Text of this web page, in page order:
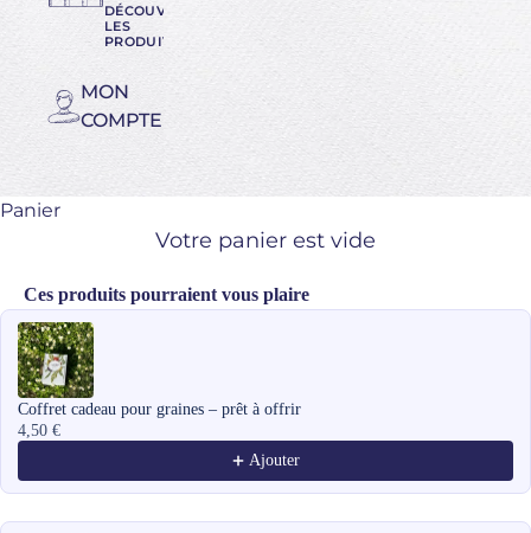
DÉCOUVREZ
LES
PRODUITS
MON
COMPTE
Panier
Votre panier est vide
Ces produits pourraient vous plaire
Use the Previous and Next buttons to navigate through product
Coffret cadeau pour graines – prêt à offrir
4,50 €
Ajouter